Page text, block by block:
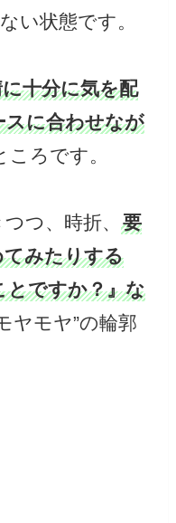
い状態です。
十分に気を配
スに合わせなが
ころです。
つ、時折、要
てみたりする
とですか？』な
ヤモヤ”の輪郭